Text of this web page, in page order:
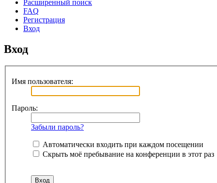
Расширенный поиск
FAQ
Регистрация
Вход
Вход
Имя пользователя:
Пароль:
Забыли пароль?
Автоматически входить при каждом посещении
Скрыть моё пребывание на конференции в этот раз